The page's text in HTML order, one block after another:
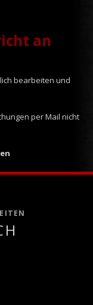
an
bearbeiten und
per Mail nicht